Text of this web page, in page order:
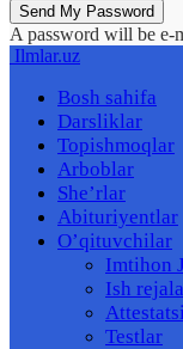
A password will be e-
Ilmlar.uz
Bosh sahifa
Darsliklar
Topishmoqlar
Arboblar
She’rlar
Abituriyentlar
O’qituvchilar
Imtihon
Ish
Testlar